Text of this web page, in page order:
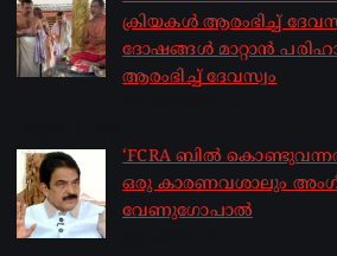
ക്രിയകൾ ആരംഭിച്ച്
ദോഷങ്ങൾ മാറ്റാൻ
ആരംഭിച്ച് ദേവസ്വം
‘FCRA ബിൽ
ഒരു കാരണവശാലും
വേണു​ഗോപാൽ